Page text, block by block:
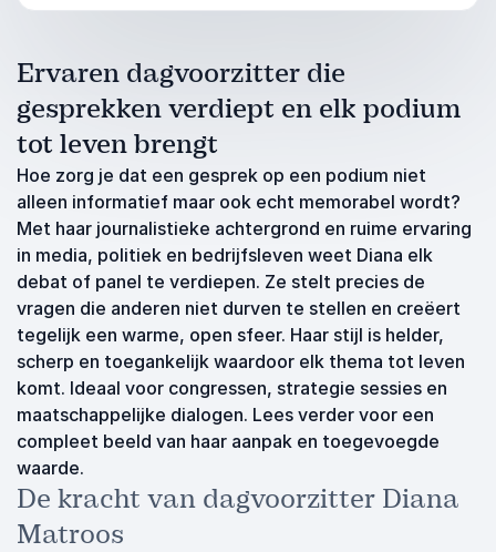
Ervaren dagvoorzitter die
gesprekken verdiept en elk podium
tot leven brengt
Hoe zorg je dat een gesprek op een podium niet
alleen informatief maar ook echt memorabel wordt?
Met haar journalistieke achtergrond en ruime ervaring
in media, politiek en bedrijfsleven weet Diana elk
debat of panel te verdiepen. Ze stelt precies de
vragen die anderen niet durven te stellen en creëert
tegelijk een warme, open sfeer. Haar stijl is helder,
scherp en toegankelijk waardoor elk thema tot leven
komt. Ideaal voor congressen, strategie sessies en
maatschappelijke dialogen. Lees verder voor een
compleet beeld van haar aanpak en toegevoegde
waarde.
De kracht van dagvoorzitter Diana
Matroos